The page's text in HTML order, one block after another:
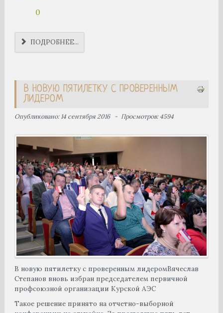
0
ПОДРОБНЕЕ...
В НОВУЮ ПЯТИЛЕТКУ С ПРОВЕРЕННЫМ
ЛИДЕРОМ
Опубликовано: 14 сентября 2016 Просмотров: 4594
В новую пятилетку с проверенным лидеромВячеслав
Степанов вновь избран председателем первичной
профсоюзной организации Курской АЭС
Такое решение принято на отчетно-выборной